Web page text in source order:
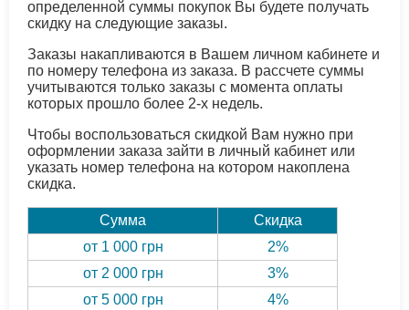
определенной суммы покупок Вы будете получать
скидку на следующие заказы.
Заказы накапливаются в Вашем личном кабинете и
по номеру телефона из заказа. В рассчете суммы
учитываются только заказы с момента оплаты
которых прошло более 2-х недель.
Чтобы воспользоваться скидкой Вам нужно при
оформлении заказа зайти в личный кабинет или
указать номер телефона на котором накоплена
скидка.
Сумма
Скидка
от 1 000 грн
2%
от 2 000 грн
3%
от 5 000 грн
4%